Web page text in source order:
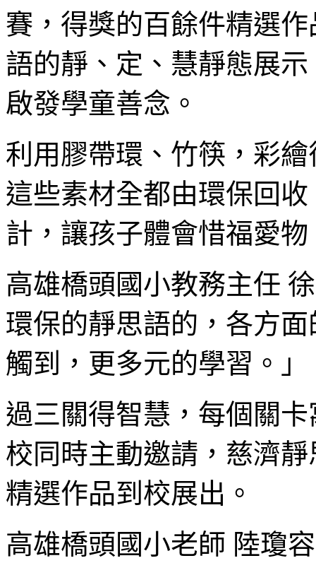
賽，得獎的百餘件精選
語的靜、定、慧靜態展
啟發學童善念。
利用膠帶環、竹筷，彩
這些素材全都由環保回
計，讓孩子體會惜福愛物
高雄橋頭國小教務主任
環保的靜思語的，各方
觸到，更多元的學習。」
過三關得智慧，每個關
校同時主動邀請，慈濟
精選作品到校展出。
高雄橋頭國小老師 陸瓊